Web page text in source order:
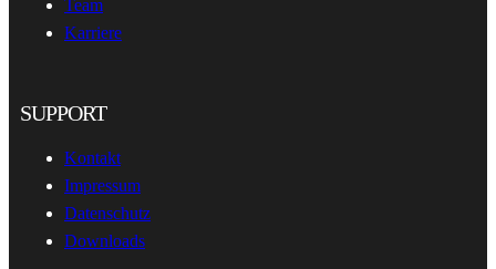
Team
Karriere
SUPPORT
Kontakt
Impressum
Datenschutz
Downloads